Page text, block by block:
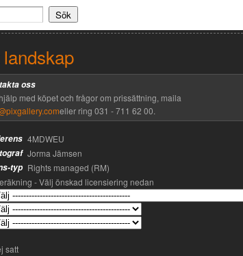
oss
med köpet och frågor om prissättning, maila
eller ring 031 - 711 62 00.
4MDWEU
Jorma Jämsen
typ Rights managed (RM)
- Välj önskad licensiering nedan
satt